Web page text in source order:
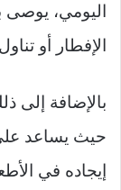
اليومي، يوصى
الإفطار أو
حيث يساعد
إيجاده في